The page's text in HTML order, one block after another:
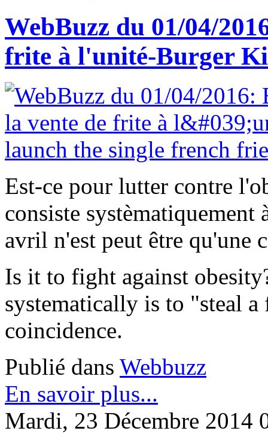
WebBuzz du 01/04/
frite à l'unité-Burger
Est-ce pour lutter contre
consiste
avril n'est peut être qu'une
Is it to fight against
systematically is to "steal
coincidence.
Publié dans Webbuzz
En savoir plus...
Mardi, 23 Décembre 2014